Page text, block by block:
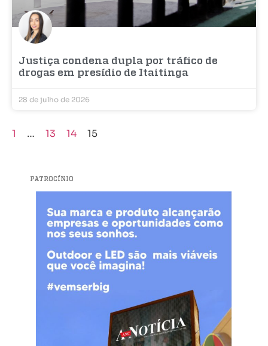
Justiça condena dupla por tráfico de
drogas em presídio de Itaitinga
28 de julho de 2026
1 … 13 14 15
PATROCÍNIO